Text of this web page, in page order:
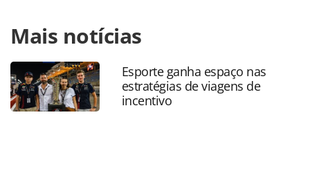
https://www.panrotas.com.br/mercado/operadoras/2024/
6-meses-de-b2b-smiles-viagens-chega-a-700-agencias-e-
promete-novidades_203642.html ou as ferramentas
oferecidas na página. Todo o conteúdo produzido pela
PANROTAS Editora é protegido pela legislação brasileira
sobre direito autoral. Não reproduza o conteúdo sem
Mais notícias
Esporte ganha espaço nas
estratégias de viagens de
incentivo